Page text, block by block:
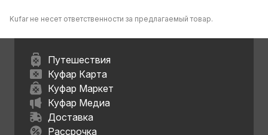
Kufar не несет ответственности за предлагаемый товар.
Путешествия
Куфар Карта
Куфар Маркет
Куфар Медиа
Доставка
Рассрочка